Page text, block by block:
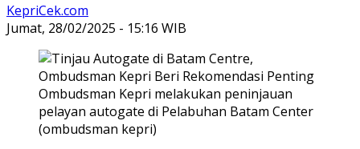
KepriCek.com
Jumat, 28/02/2025 - 15:16 WIB
Ombudsman Kepri melakukan peninjauan
pelayan autogate di Pelabuhan Batam Center
(ombudsman kepri)